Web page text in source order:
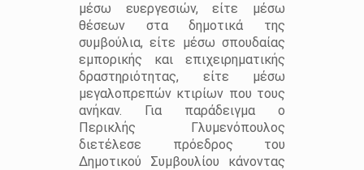
μέσω ευεργεσιών, είτε μέσω
θέσεων στα δημοτικά της
συμβούλια, είτε μέσω σπουδαίας
εμπορικής και επιχειρηματικής
δραστηριότητας, είτε μέσω
μεγαλοπρεπών κτιρίων που τους
ανήκαν. Για παράδειγμα ο
Περικλής Γλυμενόπουλος
διετέλεσε πρόεδρος του
Δημοτικού Συμβουλίου κάνοντας